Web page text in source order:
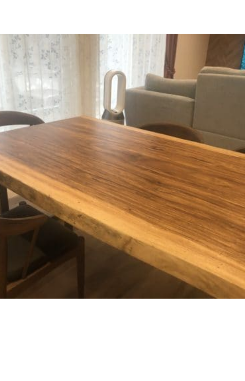
ーブル
異素材
アウトレット神戸店
大川ギャラリー【本店】
公式オンラインストア
WEBカタログ